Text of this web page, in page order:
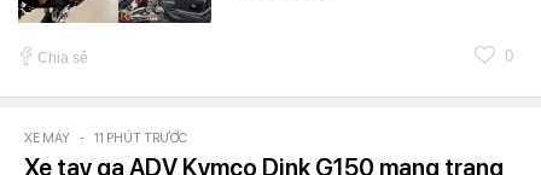
Chia sẻ 0
XE MÁY - 11 PHÚT TRƯỚC
Xe tay ga ADV Kymco Dink G150 mang trang